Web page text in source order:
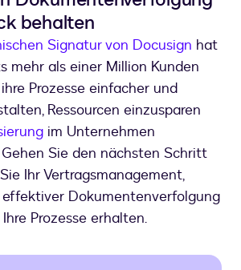
behalten
Signatur von Docusign hat
mehr als einer Million Kunden
Prozesse einfacher und
Ressourcen einzusparen
im Unternehmen
Sie den nächsten Schritt
Ihr Vertragsmanagement,
effektiver Dokumentenverfolgung
Prozesse erhalten.